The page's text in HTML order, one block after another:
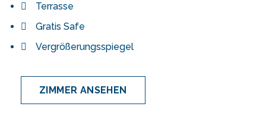
Terrasse
Gratis Safe
Vergrößerungsspiegel
ZIMMER ANSEHEN